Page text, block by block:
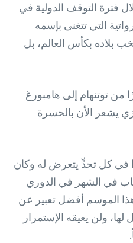
فترة التوقف الدولية في
التي تتغنى بإسمه
بلاده بكأس العالم، بل
من توتنهام إلى هامبورغ
يشعر الأن بالحسرة
في كل تحدٍّ يتعرض له وكان
في الشهر في الدوري
هذا الموسم أفضل تعبير عن
لها، ولن يعيقه الإستمرار